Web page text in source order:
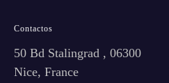
Contactos
50 Bd Stalingrad , 06300
Nice, France